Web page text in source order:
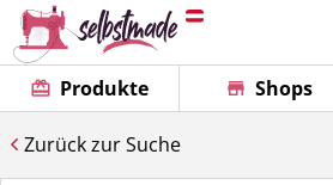
Produkte Shops
Zurück zur Suche